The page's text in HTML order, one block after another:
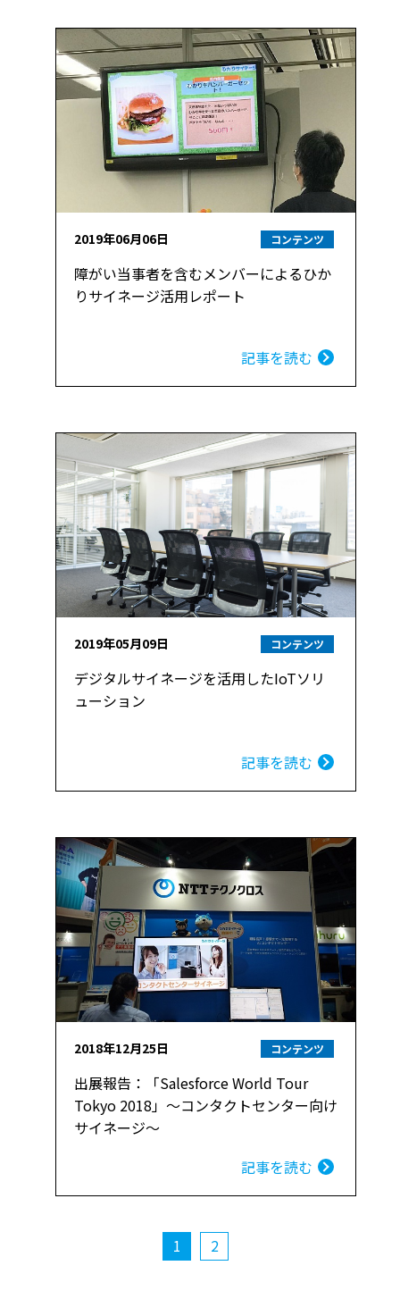
2019年06月06日 コンテンツ
障がい当事者を含むメンバーによるひか
りサイネージ活用レポート
記事を読む
2019年05月09日 コンテンツ
デジタルサイネージを活用したIoTソリ
ューション
記事を読む
2018年12月25日 コンテンツ
出展報告：「Salesforce World Tour
Tokyo 2018」～コンタクトセンター向け
サイネージ～
記事を読む
1 2